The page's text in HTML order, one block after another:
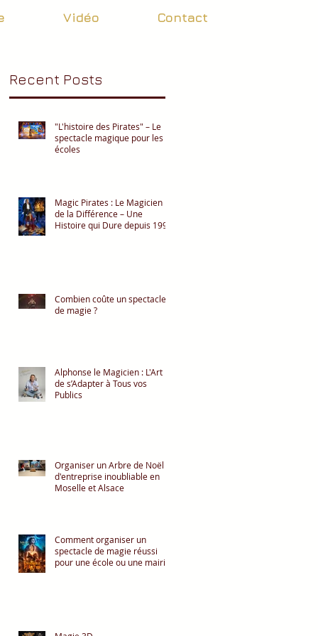
Vidéo Contact
Recent Posts
"L'histoire des Pirates" – Le
spectacle magique pour les
écoles
Magic Pirates : Le Magicien
de la Différence – Une
Histoire qui Dure depuis 1996
Combien coûte un spectacle
de magie ?
Alphonse le Magicien : L'Art
de s’Adapter à Tous vos
Publics
Organiser un Arbre de Noël
d'entreprise inoubliable en
Moselle et Alsace
Comment organiser un
spectacle de magie réussi
pour une école ou une mairie